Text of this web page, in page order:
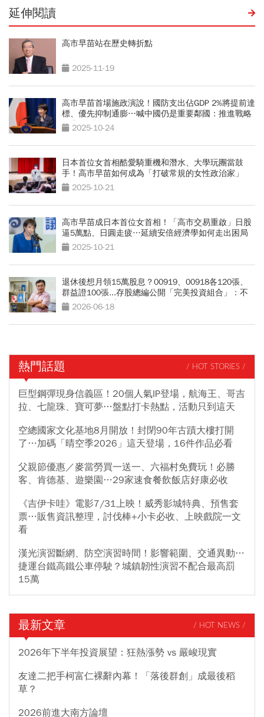
延伸閱讀
高市早苗站在歷史轉折點
2025-11-19
高市早苗首場施政演說！國防支出佔GDP 2%將提前達
標、優先抑制通膨⋯喊中國仍是重要鄰國：推進戰略
互惠關係
2025-10-24
日本首位女首相酷愛騎重機和潛水、大學玩團當鼓
手！高市早苗如何成為「打破常規的女性政治家」
2025-10-21
高市早苗成日本首位女首相！「高市交易重啟」日股
逼5萬點、日圓走疲…延續安倍經濟學如何走出困局
2025-10-21
退休後想月領15萬股息？00919、00918各120張、
群益證100張...存股總編公開「完美投資組合」：不
盯盤睡覺也照賺
2026-06-18
熱門話題 / HOT STORIES /
巨型鋼彈現身信義區！20個人氣IP登場，航海王、哥吉
拉、七龍珠、寶可夢…盤點打卡熱點，活動只到這天
空總國家文化基地8月開放！封閉90年古蹟大樓打開
了…加碼「晴空季2026」這天登場，16件作品必看
父親節優惠／麥當勞買一送一、六福村免費玩！必勝
客、肯德基、遊樂園…29家速食餐飲飯店好康必收
《吉伊卡哇》電影7/31上映！威秀影城特典、預售套
票…販售資訊整理，討伐棒+小卡必收、上映戲院一文
看
漢光演習斷網、防空演習時間！影響範圍、交通異動…
捷運台鐵高鐵公車停駛？城鎮韌性演習不配合最高罰
15萬
最新文章 / HOT NEWS /
2026年下半年投資展望：狂熱漲勢 vs 嚴峻現實
友達二把手柯富仁裸辭內幕！「落後群創」成最後稻
草？
2026前進大南方論壇